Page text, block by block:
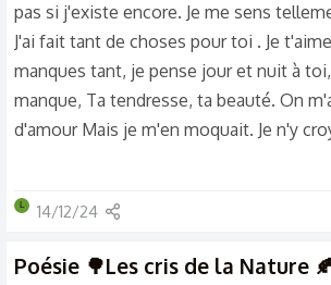
pas si j'existe encore. Je me sens
J'ai fait tant de choses pour toi . Je
manques tant, je pense jour et nuit à
manque, Ta tendresse, ta beauté. On
d'amour Mais je m'en moquait. Je n'y
trouvais ça ridicule, Déplorable et
plus moi-même Mais qui me contrôle ?
ton coeur. Suis-je bête, tu ne peux pas...
L 14/12/24
Poésie 🌳Les cris de la Nature